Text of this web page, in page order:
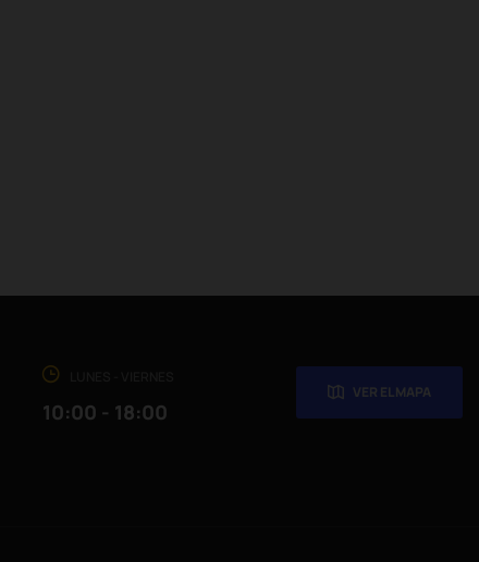
10:00 - 18:00
VER EL MAPA